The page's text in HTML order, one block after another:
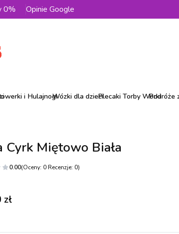
0% Opinie Google
i HulajnogiWózki dla dzieciPlecaki Torby WorkiPodróże
Cyrk Miętowo Biała
0.00(Oceny: 0 Recenzje: 0)